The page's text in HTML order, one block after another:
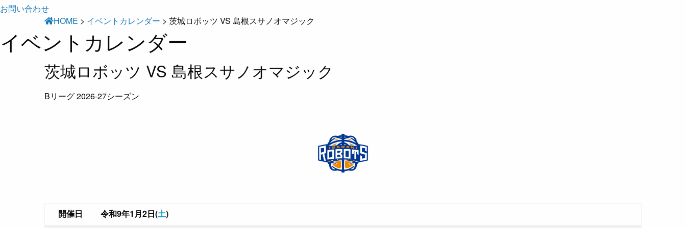
お問い合わせ
HOME > イベントカレンダー > 茨城ロボッツ VS 島根スサノオマジック
イベントカレンダー
茨城ロボッツ VS 島根スサノオマジック
Bリーグ 2026-27シーズン
開催日 令和9年1月2日(土)